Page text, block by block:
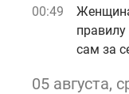
00:49
правилу
сам за
05 августа,